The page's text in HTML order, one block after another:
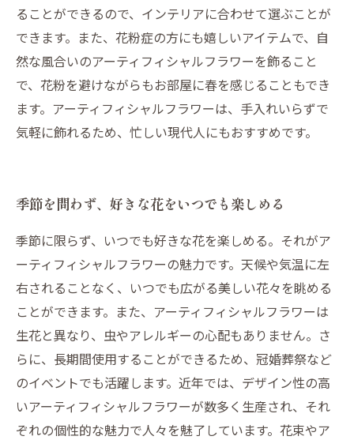
ることができるので、インテリアに合わせて選ぶことが
できます。また、花粉症の方にも嬉しいアイテムで、自
然な風合いのアーティフィシャルフラワーを飾ること
で、花粉を避けながらもお部屋に春を感じることもでき
ます。アーティフィシャルフラワーは、手入れいらずで
気軽に飾れるため、忙しい現代人にもおすすめです。
季節を問わず、好きな花をいつでも楽しめる
季節に限らず、いつでも好きな花を楽しめる。それがア
ーティフィシャルフラワーの魅力です。天候や気温に左
右されることなく、いつでも広がる美しい花々を眺める
ことができます。また、アーティフィシャルフラワーは
生花と異なり、虫やアレルギーの心配もありません。さ
らに、長期間使用することができるため、冠婚葬祭など
のイベントでも活躍します。近年では、デザイン性の高
いアーティフィシャルフラワーが数多く生産され、それ
ぞれの個性的な魅力で人々を魅了しています。花束やア